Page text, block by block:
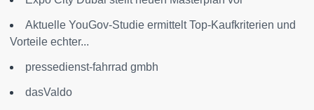
Aktuelle YouGov-Studie ermittelt Top-Kaufkriterien und
Vorteile echter...
pressedienst-fahrrad gmbh
dasValdo